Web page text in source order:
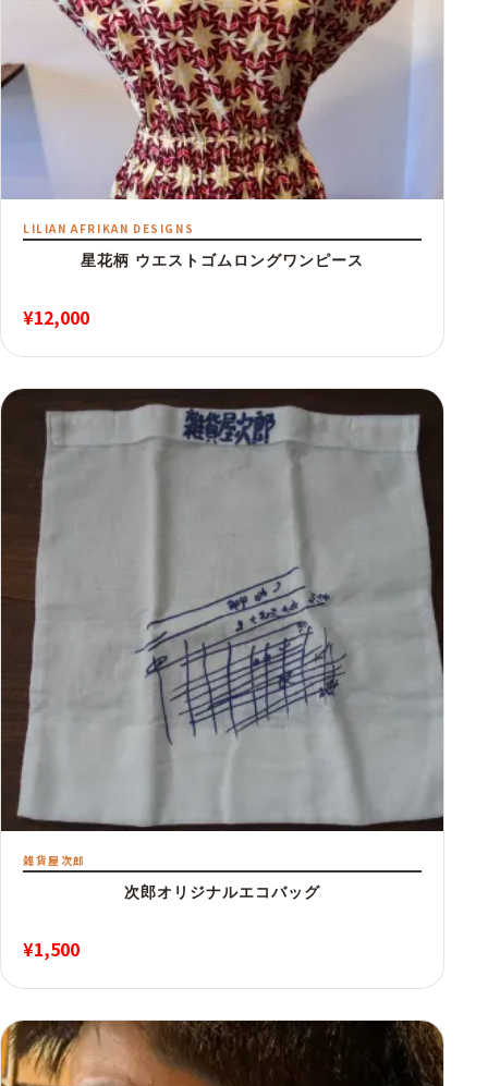
LILIAN AFRIKAN DESIGNS
星花柄 ウエストゴムロングワンピース
¥12,000
雑貨屋次郎
次郎オリジナルエコバッグ
¥1,500